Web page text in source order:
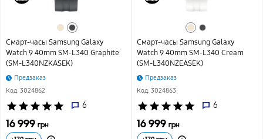
Смарт-часы Samsung Galaxy
Watch 9 40mm SM-L340 Graphite
(SM-L340NZKASEK)
Предзаказ
Код: 3024862
star star star star star 6
16 999 грн
Смарт-часы Samsung Galaxy
Watch 9 40mm SM-L340 Cream
(SM-L340NZEASEK)
Предзаказ
Код: 3024863
star star star star star 6
16 999 грн